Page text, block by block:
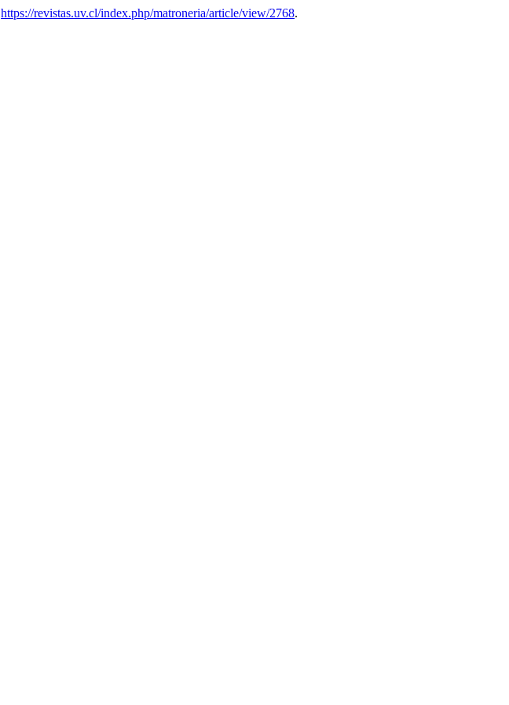
https://revistas.uv.cl/index.php/matroneria/article/view/2768.